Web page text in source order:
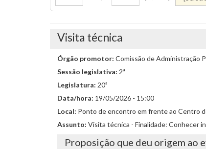
Visita técnica
Órgão promotor: Comissão de Administração
Sessão legislativa: 2ª
Legislatura: 20ª
Data/hora: 19/05/2026 - 15:00
Local: Ponto de encontro em frente ao Centro
Assunto: Visita técnica - Finalidade: Conhecer
Proposição que deu origem ao